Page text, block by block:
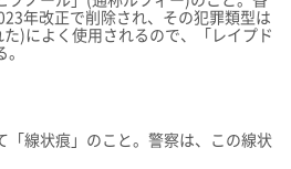
年改正で削除され、その犯罪類型は
)によく使用されるので、「レイプド
。
「線状痕」のこと。警察は、この線状